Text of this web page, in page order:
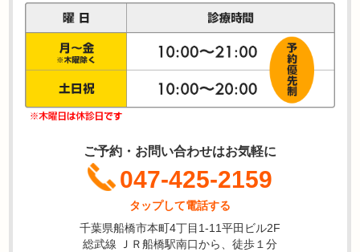
ご予約・お問い合わせはお気軽に
047-425-2159
タップして電話する
千葉県船橋市本町4丁目1-11平田ビル2F
総武線 ＪＲ船橋駅南口から、徒歩１分